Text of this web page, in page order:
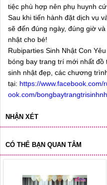
tiệc phù hợp nên phụ huynh
Sau khi tiến hành đặt dịch vụ
sẽ đến đúng ngày, đúng giờ
nhật cho bé!
Rubiparties Sinh Nhật Con
bóng bay trang trí mới nhất
sinh nhật đẹp, các chương
tại: https://www.facebook.com/
ook.com/
NHẬN XÉT
CÓ THỂ BẠN QUAN TÂM